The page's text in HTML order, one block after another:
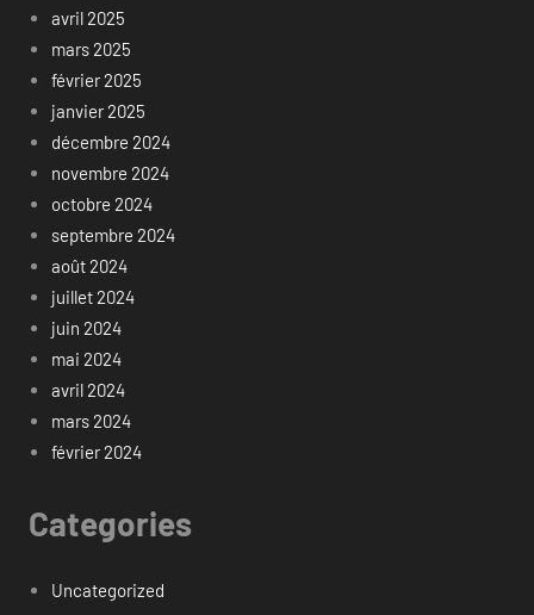
avril 2025
mars 2025
février 2025
janvier 2025
décembre 2024
novembre 2024
octobre 2024
septembre 2024
août 2024
juillet 2024
juin 2024
mai 2024
avril 2024
mars 2024
février 2024
Categories
Uncategorized